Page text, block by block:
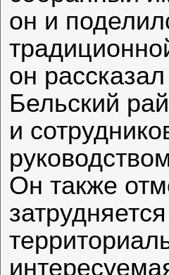
он и
он
Бельский
и
Он также